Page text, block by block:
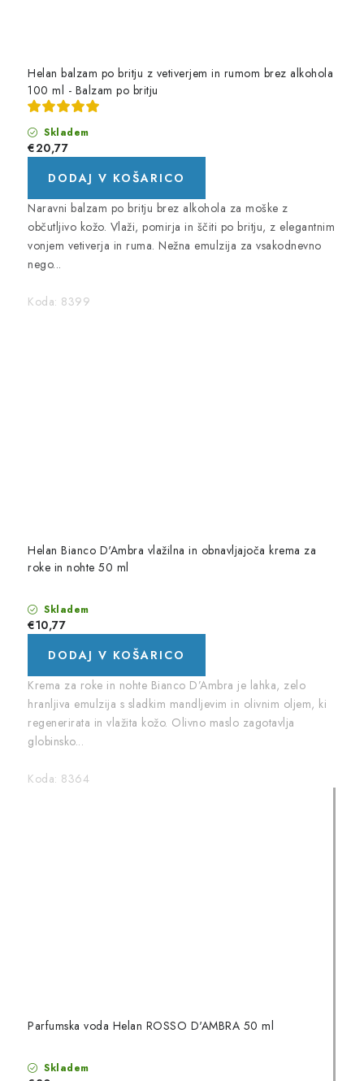
Helan balzam po britju z vetiverjem in rumom brez alkohola
100 ml - Balzam po britju
Skladem
€20,77
DODAJ V KOŠARICO
Naravni balzam po britju brez alkohola za moške z
občutljivo kožo. Vlaži, pomirja in ščiti po britju, z elegantnim
vonjem vetiverja in ruma. Nežna emulzija za vsakodnevno
nego...
Koda: 8399
Helan Bianco D'Ambra vlažilna in obnavljajoča krema za
roke in nohte 50 ml
Skladem
€10,77
DODAJ V KOŠARICO
Krema za roke in nohte Bianco D’Ambra je lahka, zelo
hranljiva emulzija s sladkim mandljevim in olivnim oljem, ki
regenerirata in vlažita kožo. Olivno maslo zagotavlja
globinsko...
Koda: 8364
Parfumska voda Helan ROSSO D'AMBRA 50 ml
Skladem